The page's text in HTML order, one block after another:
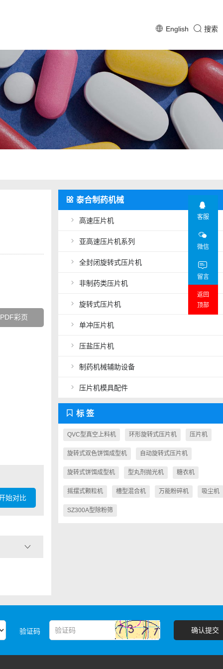
English 搜索
PDF彩页
始对比
电机功率(kw)
外形尺寸(mm)
泰合制药机械
高速压片机
亚高速压片机系列
全封闭旋转式压片机
非制药类压片机
旋转式压片机
单冲压片机
压盐压片机
制药机械辅助设备
压片机模具配件
标 签
QVC型真空上料机 环形旋转式压片机 压片机
旋转式双色饼饵成型机 自动旋转式压片机
旋转式饼饵成型机 型丸剂抛光机 糖衣机
摇摆式颗粒机 槽型混合机 万能粉碎机 吸尘机
SZ300A型除粉筛
验证码 确认提交
客服
微信
留言
返回
顶部